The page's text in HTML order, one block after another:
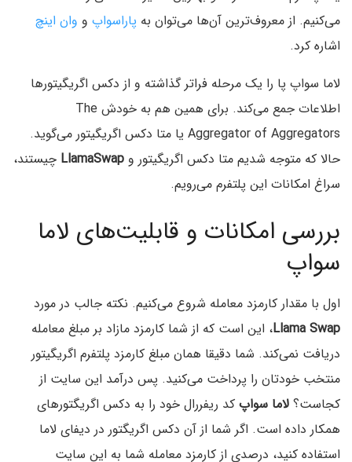
می‌کنیم. از معروف‌ترین آن‌ها می‌توان به پاراسواپ و وان اینچ
اشاره کرد.
لاما سواپ پا را یک مرحله فراتر گذاشته و از دکس اگریگیتورها
اطلاعات جمع‌ می‌کند. برای همین هم به خودش The
Aggregator of Aggregators یا متا دکس اگریگیتور می‌گوید.
حالا که متوجه شدیم متا دکس اگریگیتور و LlamaSwap چیستند،
سراغ امکانات این پلتفرم می‌رویم.
بررسی امکانات و قابلیت‌های لاما
سواپ
اول با مقدار کارمزد معامله شروع می‌کنیم. نکته جالب در مورد
Llama Swap، این است که از شما کارمزد مازاد بر مبلغ معامله
دریافت نمی‌کند. شما دقیقا همان مبلغ کارمزد پلتفرم اگریگیتور
منتخب خودتان را پرداخت می‌کنید. پس درآمد این سایت از
کجاست؟ لاما سواپ کد ریفررال خود را به دکس اگریگتورهای
همکار داده است. اگر شما از آن دکس اگریگتور در دیفای لاما
استفاده کنید، درصدی از کارمزد معامله شما به این سایت